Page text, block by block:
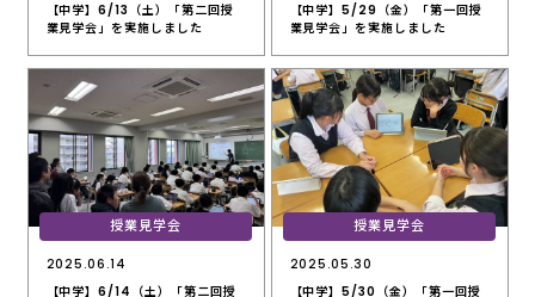
【中学】6/13（土）「第二回授
業見学会」を実施しました
【中学】5/29（金）「第一回授
業見学会」を実施しました
2025.06.14
授業見学会
【中学】6/14（土）「第二回授
2025.05.30
授業見学会
【中学】5/30（金）「第一回授